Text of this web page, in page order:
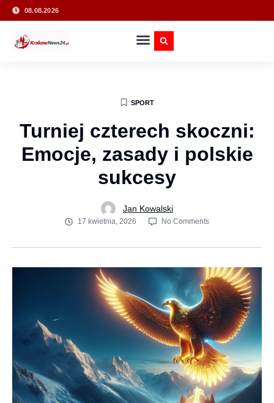
08.08.2026
SPORT
Turniej czterech skoczni:
Emocje, zasady i polskie
sukcesy
Jan Kowalski
17 kwietnia, 2026 No Comments